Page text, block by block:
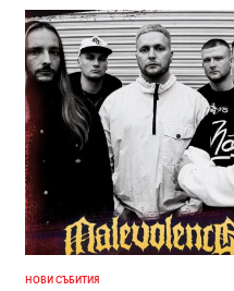
НОВИ СЪБИТИЯ